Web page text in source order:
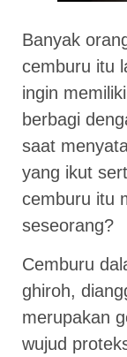
Banyak
cemburu itu
ingin
berbagi
saat
yang ikut
cemburu itu
seseorang?
Cemburu
ghiroh,
merupakan
wujud